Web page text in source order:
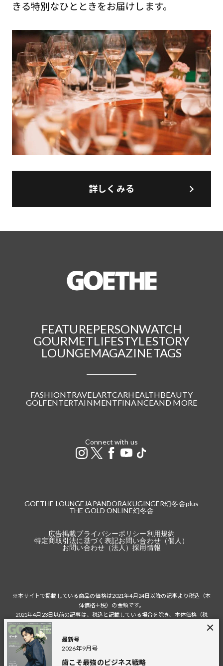
きる特別なひとときをお届けします。
詳しくみる
最新号
2026年9月号
歯こそ最強のビジネス戦略
FEATUREPERSONWATCH
GOURMETLIFESTYLESTORY
LOUNGEMAGAZINETAGS
FASHIONTRAVELARTCARHEALTHBEAUTY
GOLFENTERTAINMENTFINANCEAND MORE
Connect with us
GOETHE LOUNGE JAPANDORAKUGINGER幻冬舎plus
THE GOLD ONLINE幻冬舎
広告掲載プライバシーポリシー利用規約
特定商取引法に基づく表記お問い合わせ（個人）
お問い合わせ（法人）採用情報
※本サイトで掲載している商品の価格は2021年4月24日以降の記事より税込（本
体価格＋税）の金額です。
2021年4月23日以前の記事は、税込と記載している場合を除き、本体価格（税
税込の場合の税額は掲載当時の税率に準じます。